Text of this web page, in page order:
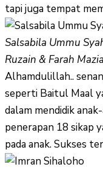
tapi juga tempat
Salsabila Ummu
Ruzain & Farah Mazia
Alhamdulillah..
seperti Baitul Maal
dalam mendidik
penerapan 18 sikap
pada anak. Sukses